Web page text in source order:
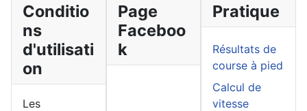
Conditio
ns
d'utilisati
on
Les
Page
Faceboo
k
Pratique
Résultats de
course à pied
Calcul de
vitesse